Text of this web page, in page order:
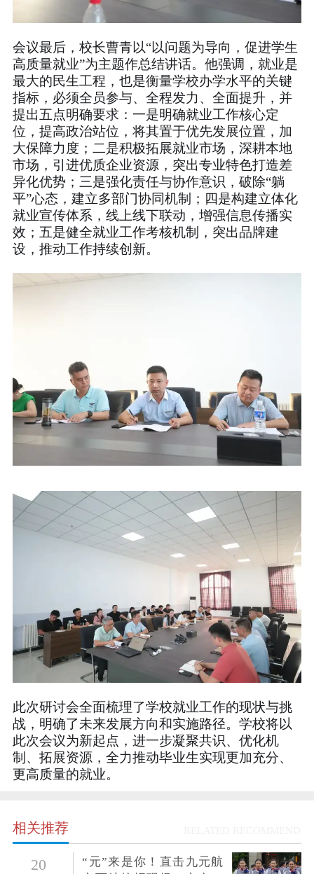
会议最后，校长曹青以“以问题为导向，促进学生
高质量就业”为主题作总结讲话。他强调，就业是
最大的民生工程，也是衡量学校办学水平的关键
指标，必须全员参与、全程发力、全面提升，并
提出五点明确要求：一是明确就业工作核心定
位，提高政治站位，将其置于优先发展位置，加
大保障力度；二是积极拓展就业市场，深耕本地
市场，引进优质企业资源，突出专业特色打造差
异化优势；三是强化责任与协作意识，破除“躺
平”心态，建立多部门协同机制；四是构建立体化
就业宣传体系，线上线下联动，增强信息传播实
效；五是健全就业工作考核机制，突出品牌建
设，推动工作持续创新。
此次研讨会全面梳理了学校就业工作的现状与挑
战，明确了未来发展方向和实施路径。学校将以
此次会议为新起点，进一步凝聚共识、优化机
制、拓展资源，全力推动毕业生实现更加充分、
更高质量的就业。
相关推荐
20
“元”来是你！直击九元航